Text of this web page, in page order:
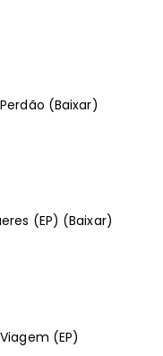
(Baixar)
(EP) (Baixar)
(EP)